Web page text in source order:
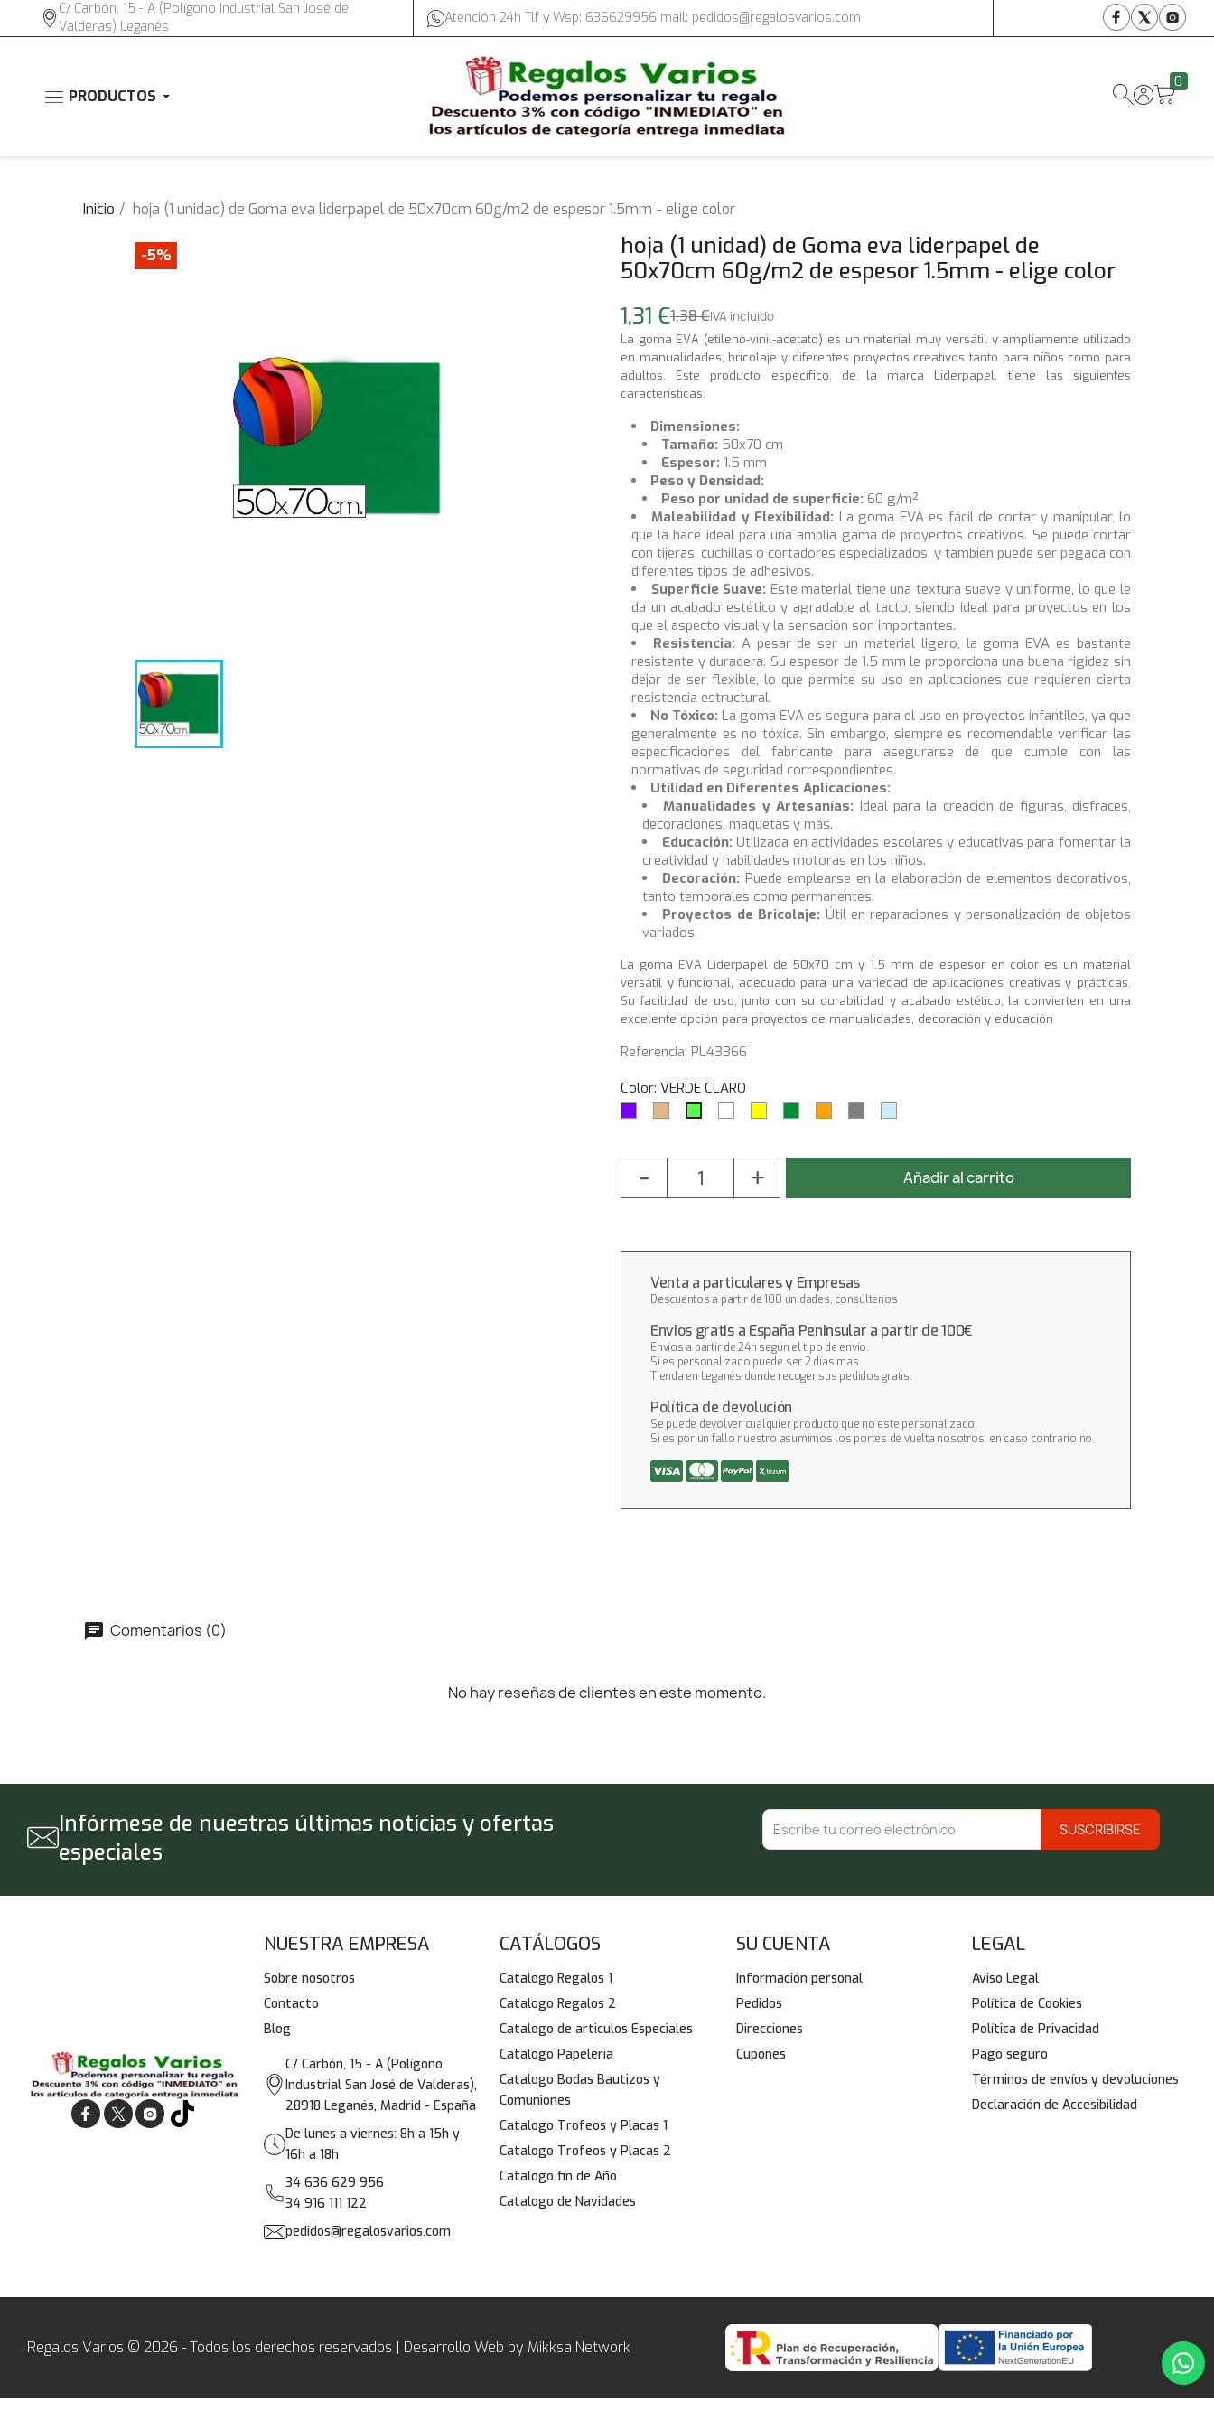
C/ Carbón, 15 - A (Polígono Industrial San José de
Valderas) Leganés
Atención 24h Tlf y Wsp: 636629956 mail: pedidos@regalosvarios.com
PRODUCTOS
0
Inicio hoja (1 unidad) de Goma eva liderpapel de 50x70cm 60g/m2 de espesor 1.5mm - elige color
-5%
hoja (1 unidad) de Goma eva liderpapel de
50x70cm 60g/m2 de espesor 1.5mm - elige color
1,38 €
1,31 € IVA incluido
La goma EVA (etileno-vinil-acetato) es un material muy versátil y ampliamente utilizado
en manualidades, bricolaje y diferentes proyectos creativos tanto para niños como para
adultos. Este producto específico, de la marca Liderpapel, tiene las siguientes
características:
Dimensiones:
Tamaño: 50x70 cm
Espesor: 1.5 mm
Peso y Densidad:
Peso por unidad de superficie: 60 g/m²
Maleabilidad y Flexibilidad: La goma EVA es fácil de cortar y manipular, lo
que la hace ideal para una amplia gama de proyectos creativos. Se puede cortar
con tijeras, cuchillas o cortadores especializados, y también puede ser pegada con
diferentes tipos de adhesivos.
Superficie Suave: Este material tiene una textura suave y uniforme, lo que le
da un acabado estético y agradable al tacto, siendo ideal para proyectos en los
que el aspecto visual y la sensación son importantes.
Resistencia:A pesar de ser un material ligero, la goma EVA es bastante
resistente y duradera. Su espesor de 1.5 mm le proporciona una buena rigidez sin
dejar de ser flexible, lo que permite su uso en aplicaciones que requieren cierta
resistencia estructural.
No Tóxico: La goma EVA es segura para el uso en proyectos infantiles, ya que
generalmente es no tóxica. Sin embargo, siempre es recomendable verificar las
especificaciones del fabricante para asegurarse de que cumple con las
normativas de seguridad correspondientes.
Utilidad en Diferentes Aplicaciones:
Manualidades y Artesanías: Ideal para la creación de figuras, disfraces,
decoraciones, maquetas y más.
Educación:Utilizada en actividades escolares y educativas para fomentar la
creatividad y habilidades motoras en los niños.
Decoración: Puede emplearse en la elaboración de elementos decorativos,
tanto temporales como permanentes.
Proyectos de Bricolaje: Útil en reparaciones y personalización de objetos
variados.
La goma EVA Liderpapel de 50x70 cm y 1.5 mm de espesor en color es un material
versátil y funcional, adecuado para una variedad de aplicaciones creativas y prácticas.
Su facilidad de uso, junto con su durabilidad y acabado estético, la convierten en una
excelente opción para proyectos de manualidades, decoración y educación
Referencia: PL43366
Color: VERDE CLARO
- + Añadir al carrito
Venta a particulares y Empresas
Descuentos a partir de 100 unidades, consúltenos
Envios gratis a España Peninsular a partir de 100€
Envíos a partir de 24h según el tipo de envío.
Si es personalizado puede ser 2 días mas.
Tienda en Leganés donde recoger sus pedidos gratis.
Política de devolución
Se puede devolver cualquier producto que no este personalizado.
Si es por un fallo nuestro asumimos los portes de vuelta nosotros, en caso contrario no.
Comentarios (0)
No hay reseñas de clientes en este momento.
Infórmese de nuestras últimas noticias y ofertas
especiales
NUESTRA EMPRESA
Sobre nosotros
Contacto
Blog
C/ Carbón, 15 - A (Polígono
Industrial San José de Valderas),
28918 Leganés, Madrid - España
De lunes a viernes: 8h a 15h y
16h a 18h
34 636 629 956
34 916 111 122
pedidos@regalosvarios.com
CATÁLOGOS
Catalogo Regalos 1
Catalogo Regalos 2
Catalogo de articulos Especiales
Catalogo Papeleria
Catalogo Bodas Bautizos y
Comuniones
Catalogo Trofeos y Placas 1
Catalogo Trofeos y Placas 2
Catalogo fin de Año
Catalogo de Navidades
SU CUENTA
Información personal
Pedidos
Direcciones
Cupones
LEGAL
Aviso Legal
Política de Cookies
Política de Privacidad
Pago seguro
Términos de envíos y devoluciones
Declaración de Accesibilidad
Regalos Varios © 2026 - Todos los derechos reservados | Desarrollo Web by Mikksa Network